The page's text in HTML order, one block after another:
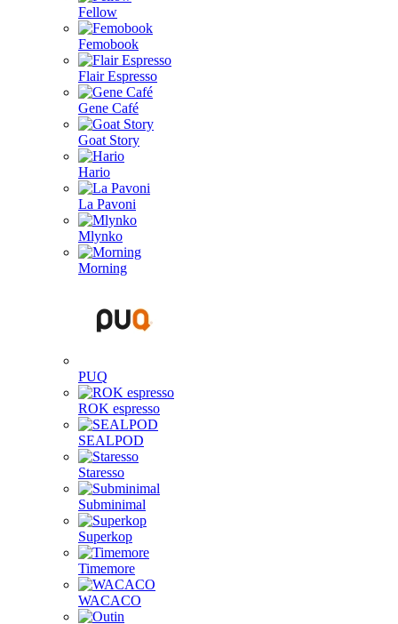
Fellow
Femobook
Flair Espresso
Gene Café
Goat Story
Hario
La Pavoni
Mlynko
Morning
PUQ
ROK espresso
SEALPOD
Staresso
Subminimal
Superkop
Timemore
WACACO